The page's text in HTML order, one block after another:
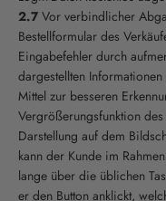
2.7 Vor verbindlicher
Bestellformular des
Eingabefehler durch
dargestellten
Mittel zur besseren
Vergrößerungsfunktion
Darstellung auf dem
kann der Kunde im
lange über die üblichen
er den Button anklickt,